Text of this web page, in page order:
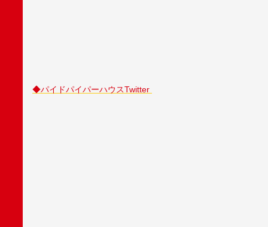
◆パイドパイパーハウスTwitter